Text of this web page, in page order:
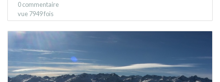
0 commentaire
vue 7949 fois